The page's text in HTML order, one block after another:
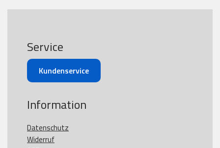
Service
Kundenservice
Information
Datenschutz
Widerruf